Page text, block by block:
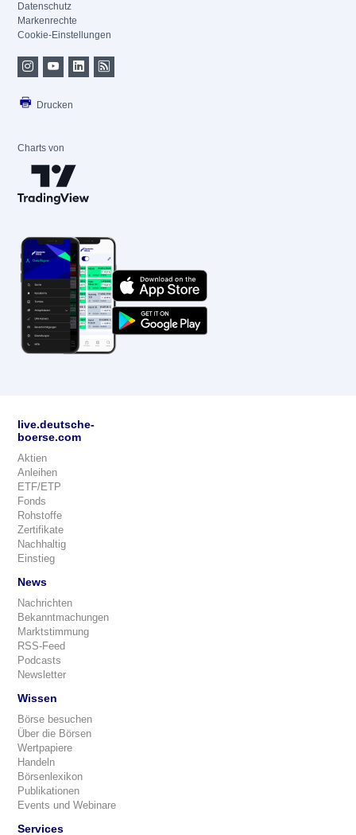
Datenschutz
Markenrechte
Cookie-Einstellungen
Drucken
Charts von
live.deutsche-
boerse.com
Aktien
Anleihen
ETF/ETP
Fonds
Rohstoffe
Zertifikate
Nachhaltig
Einstieg
News
Nachrichten
Bekanntmachungen
Marktstimmung
RSS-Feed
Podcasts
Newsletter
Wissen
Börse besuchen
Über die Börsen
Wertpapiere
Handeln
Börsenlexikon
Publikationen
Events und Webinare
Services